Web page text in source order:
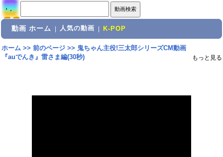
動画 ホーム 人気の動画 K-POP
ホーム>> 前のページ>> 鬼ちゃん主役!三太郎シリーズCM動画
『auでんき』雷さま編(30秒)
もっと見る